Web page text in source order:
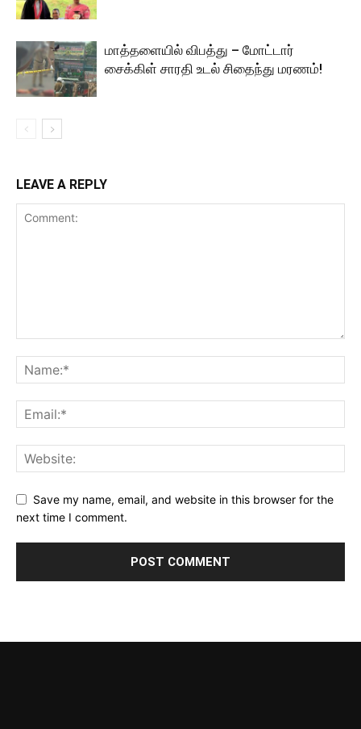
மாத்தளையில் விபத்து – மோட்டார்
சைக்கிள் சாரதி உடல் சிதைந்து மரணம்!
LEAVE A REPLY
Save my name, email, and website in this browser for the
next time I comment.